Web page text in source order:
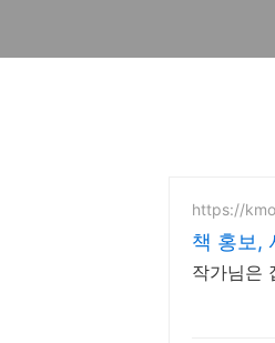
https://
책 홍보,
작가님은